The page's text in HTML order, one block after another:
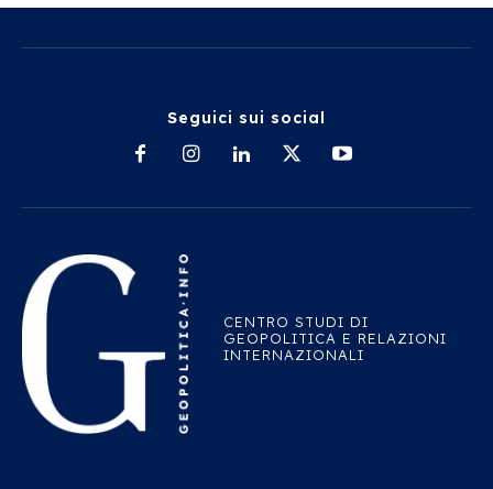
Seguici sui social
CENTRO STUDI DI
GEOPOLITICA E RELAZIONI
INTERNAZIONALI